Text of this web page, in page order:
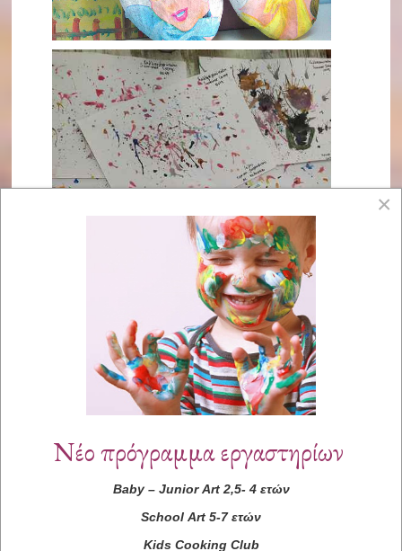
×
Νέο πρόγραμμα εργαστηρίων
Baby– Junior Art2,5- 4 ετών
School Art 5-7 ετών
Kids Cooking Club